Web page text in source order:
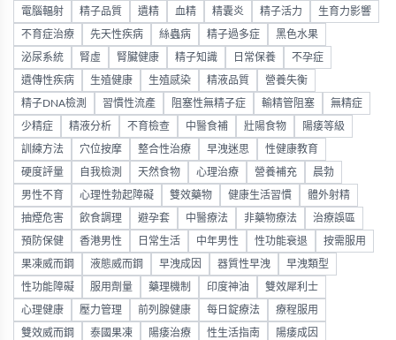
電腦輻射 精子品質 遺精 血精 精囊炎 精子活力 生育力影響
不育症治療 先天性疾病 絲蟲病 精子過多症 黑色水果
泌尿系統 腎虛 腎臟健康 精子知識 日常保養 不孕症
遺傳性疾病 生殖健康 生殖感染 精液品質 營養失衡
精子DNA檢測 習慣性流產 阻塞性無精子症 輸精管阻塞 無精症
少精症 精液分析 不育檢查 中醫食補 壯陽食物 陽痿等級
訓練方法 穴位按摩 整合性治療 早洩迷思 性健康教育
硬度評量 自我檢測 天然食物 心理治療 營養補充 晨勃
男性不育 心理性勃起障礙 雙效藥物 健康生活習慣 體外射精
抽煙危害 飲食調理 避孕套 中醫療法 非藥物療法 治療誤區
預防保健 香港男性 日常生活 中年男性 性功能衰退 按需服用
果凍威而鋼 液態威而鋼 早洩成因 器質性早洩 早洩類型
性功能障礙 服用劑量 藥理機制 印度神油 雙效犀利士
心理健康 壓力管理 前列腺健康 每日錠療法 療程服用
雙效威而鋼 泰國果凍 陽痿治療 性生活指南 陽痿成因